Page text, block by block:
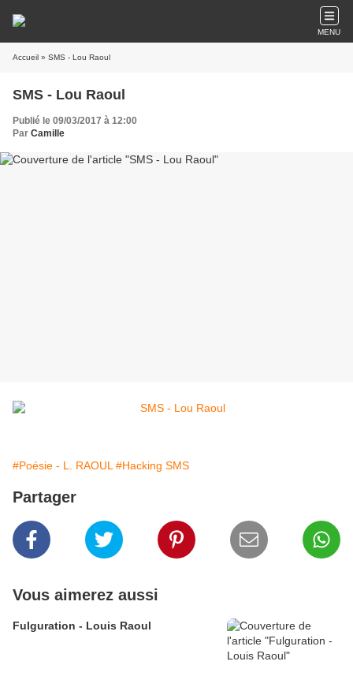
MENU
Accueil » SMS - Lou Raoul
SMS - Lou Raoul
Publié le 09/03/2017 à 12:00
Par Camille
#Poésie - L. RAOUL #Hacking SMS
Partager
Vous aimerez aussi
Fulguration - Louis Raoul